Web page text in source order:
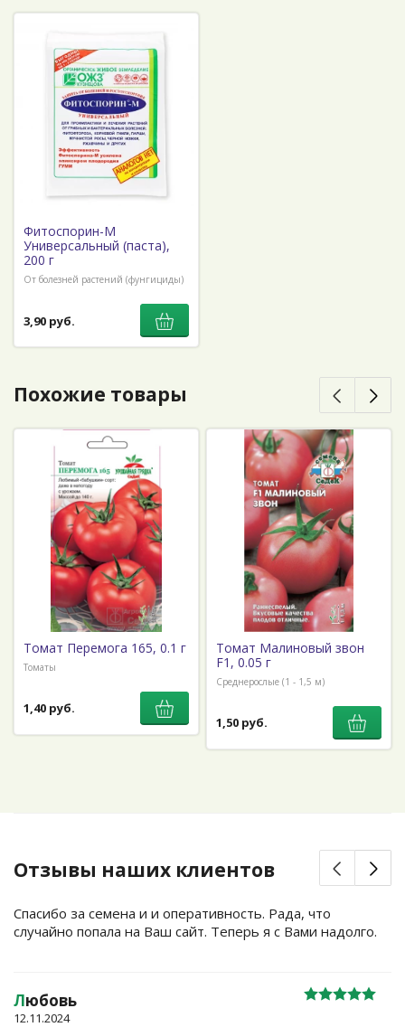
Фитоспорин-М
Универсальный (паста),
200 г
От болезней растений (фунгициды)
3,90 руб.
Похожие товары
Томат Перемога 165, 0.1 г
Томаты
1,40 руб.
Томат Малиновый звон
F1, 0.05 г
Среднерослые (1 - 1,5 м)
1,50 руб.
Отзывы наших клиентов
Спасибо за семена и и оперативность. Рада, что
случайно попала на Ваш сайт. Теперь я с Вами надолго.
Любовь
12.11.2024